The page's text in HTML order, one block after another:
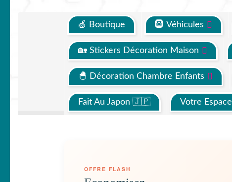
🍏 Boutique 🛞 Véhicules
🏡 Stickers Décoration Maison
🐣 Décoration Chambre Enfants
Fait Au Japon 🇯🇵 Votre Espace
OFFRE FLASH